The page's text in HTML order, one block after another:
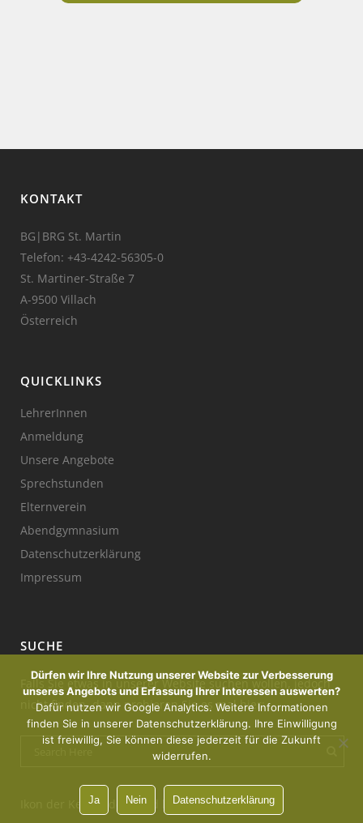
KONTAKT
BG|BRG St. Martin
Telefon: +43-4242-56305-0
St. Martiner-Straße 7
A-9500 Villach
Österreich
QUICKLINKS
LehrerInnen
Anmeldung
Unsere Angebote
Sprechstunden
Elternverein
Abendgymnasium
Datenschutzerklärung
Impressum
SUCHE
Falls Sie etwas in unserer Website suchen wollen, jedoch
nicht finden, dann probieren Sie es mal hier:
Ikon der Kerze : designed by Freepik
Dürfen wir Ihre Nutzung unserer Website zur Verbesserung
unseres Angebots und Erfassung Ihrer Interessen auswerten?
Dafür nutzen wir Google Analytics. Weitere Informationen
finden Sie in unserer Datenschutzerklärung. Ihre Einwilligung
ist freiwillig, Sie können diese jederzeit für die Zukunft
widerrufen.
Ja Nein Datenschutzerklärung